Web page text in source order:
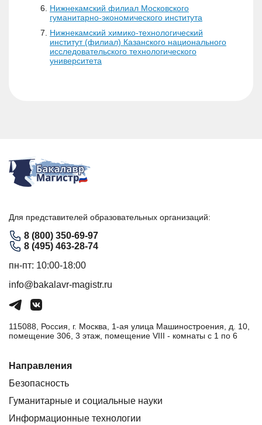
Нижнекамский филиал Московского
гуманитарно-экономического института
Нижнекамский химико-технологический
институт (филиал) Казанского национального
исследовательского технологического
университета
Для представителей образовательных организаций:
8 (800) 350-69-97
8 (495) 463-28-74
пн-пт: 10:00-18:00
info@bakalavr-magistr.ru
115088, Россия, г. Москва, 1-ая улица Машиностроения, д. 10,
помещение 306, 3 этаж, помещение VIII - комнаты с 1 по 6
Направления
Безопасность
Гуманитарные и социальные науки
Информационные технологии